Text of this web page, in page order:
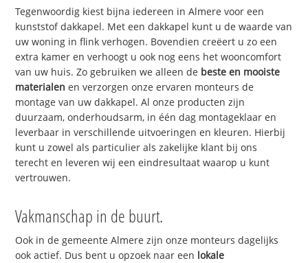
Tegenwoordig kiest bijna iedereen in Almere voor een
kunststof dakkapel. Met een dakkapel kunt u de waarde van
uw woning in flink verhogen. Bovendien creëert u zo een
extra kamer en verhoogt u ook nog eens het wooncomfort
van uw huis. Zo gebruiken we alleen de beste en mooiste
materialen en verzorgen onze ervaren monteurs de
montage van uw dakkapel. Al onze producten zijn
duurzaam, onderhoudsarm, in één dag montageklaar en
leverbaar in verschillende uitvoeringen en kleuren. Hierbij
kunt u zowel als particulier als zakelijke klant bij ons
terecht en leveren wij een eindresultaat waarop u kunt
vertrouwen.
Vakmanschap in de buurt.
Ook in de gemeente Almere zijn onze monteurs dagelijks
ook actief. Dus bent u opzoek naar een lokale